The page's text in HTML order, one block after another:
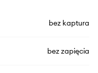
bez kaptura
bez zapięcia